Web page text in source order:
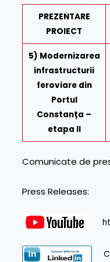
PREZENTARE
PROIECT
5) Modernizarea
infrastructurii
feroviare din
Portul
Constanța –
etapa II
Comunicate de
Press